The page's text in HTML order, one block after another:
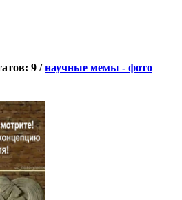
9 /научные мемы - фото